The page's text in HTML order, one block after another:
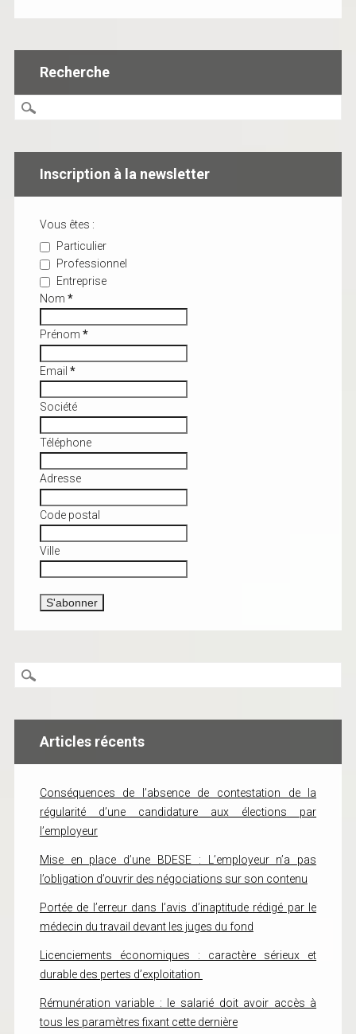
Recherche
Inscription à la newsletter
Vous êtes :
Particulier
Professionnel
Entreprise
Nom *
Prénom *
Email *
Société
Téléphone
Adresse
Code postal
Ville
Articles récents
Conséquences de l’absence de contestation de la
régularité d’une candidature aux élections par
l’employeur
Mise en place d’une BDESE : L’employeur n’a pas
l’obligation d’ouvrir des négociations sur son contenu
Portée de l’erreur dans l’avis d’inaptitude rédigé par le
médecin du travail devant les juges du fond
Licenciements économiques : caractère sérieux et
durable des pertes d’exploitation
Rémunération variable : le salarié doit avoir accès à
tous les paramètres fixant cette dernière